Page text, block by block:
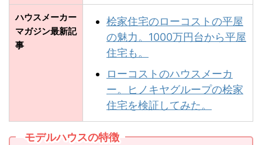
ハウスメーカー
マガジン最新記
事
桧家住宅のローコストの平屋
の魅力。1000万円台から平屋
住宅も。
ローコストのハウスメーカ
ー。ヒノキヤグループの桧家
住宅を検証してみた。
モデルハウスの特徴